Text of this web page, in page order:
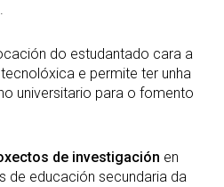
do estudantado cara a
e permite ter unha
universitario para o fomento
de investigación en
de educación secundaria da